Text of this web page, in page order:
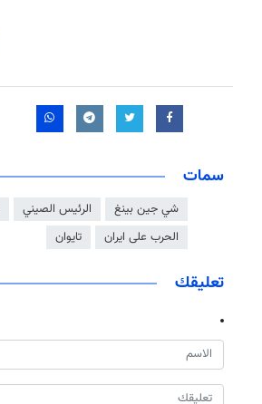
سمات
شي جين بينغ الرئيس الصيني
الحرب على ايران
تايوان
تعليقك